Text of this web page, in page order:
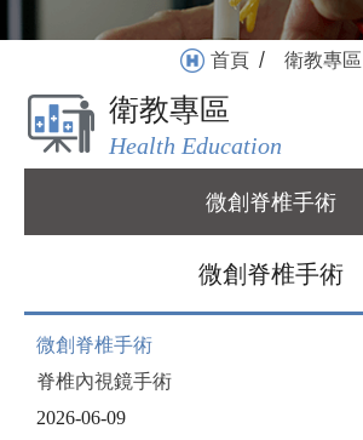
就醫指南
Medical Instruction
衛教專區
Health Education
友善連結
Links
聯絡我們
首頁 / 衛教專區
衛教專區
Health Education
微創脊椎手術
微創脊椎手術
微創脊椎手術
脊椎內視鏡手術
2026-06-09